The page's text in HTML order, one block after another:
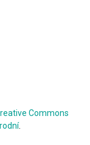
Commons
.